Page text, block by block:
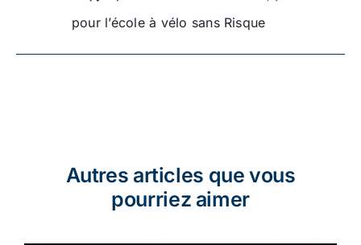
pour l’école à vélo sans Risque
Autres articles que vous
pourriez aimer